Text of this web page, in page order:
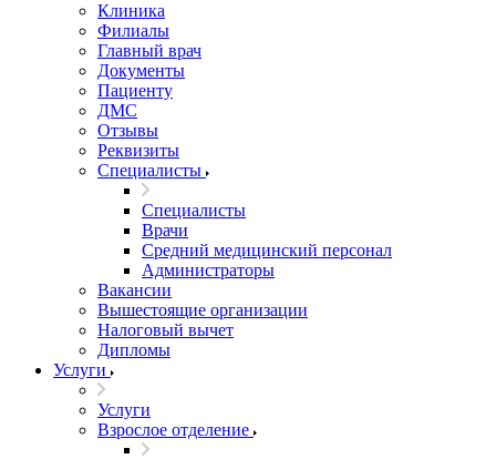
Клиника
Филиалы
Главный врач
Документы
Пациенту
ДМС
Отзывы
Реквизиты
Специалисты
Специалисты
Врачи
Средний медицинский персонал
Администраторы
Вакансии
Вышестоящие организации
Налоговый вычет
Дипломы
Услуги
Услуги
Взрослое отделение